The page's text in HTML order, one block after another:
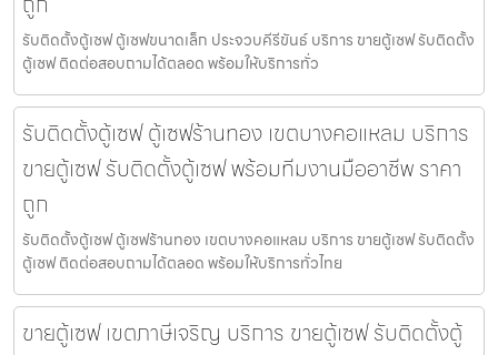
รับติดตั้งตู้เซฟ ตู้เซฟขนาดเล็ก ประจวบคีรีขันธ์ บริการ ขายตู้เซฟ รับติดตั้ง
ตู้เซฟ ติดต่อสอบถามได้ตลอด พร้อมให้บริการทั่ว
รับติดตั้งตู้เซฟ ตู้เซฟร้านทอง เขตบางคอแหลม บริการ
ขายตู้เซฟ รับติดตั้งตู้เซฟ พร้อมทีมงานมืออาชีพ ราคา
ถูก
รับติดตั้งตู้เซฟ ตู้เซฟร้านทอง เขตบางคอแหลม บริการ ขายตู้เซฟ รับติดตั้ง
ตู้เซฟ ติดต่อสอบถามได้ตลอด พร้อมให้บริการทั่วไทย
ขายตู้เซฟ เขตภาษีเจริญ บริการ ขายตู้เซฟ รับติดตั้งตู้